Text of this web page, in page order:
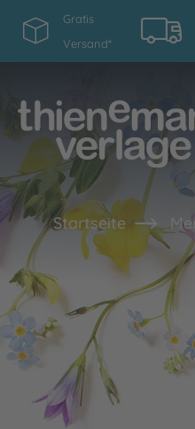
Gratis
Versand*
Startseite